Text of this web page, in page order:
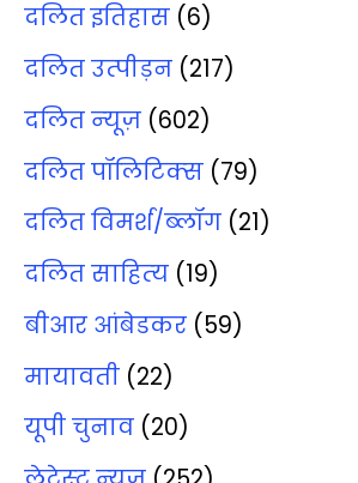
दलित इतिहास (6)
दलित उत्‍पीड़न (217)
दलित न्‍यूज़ (602)
दलित पॉलिटिक्‍स (79)
दलित विमर्श/ब्‍लॉग (21)
दलित साहित्‍य (19)
बीआर आंबेडकर (59)
मायावती (22)
यूपी चुनाव (20)